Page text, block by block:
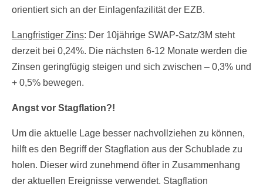
orientiert sich an der Einlagenfazilität der EZB.
Langfristiger Zins: Der 10jährige SWAP-Satz/3M steht
derzeit bei 0,24%. Die nächsten 6-12 Monate werden die
Zinsen geringfügig steigen und sich zwischen – 0,3% und
+ 0,5% bewegen.
Angst vor Stagflation?!
Um die aktuelle Lage besser nachvollziehen zu können,
hilft es den Begriff der Stagflation aus der Schublade zu
holen. Dieser wird zunehmend öfter in Zusammenhang
der aktuellen Ereignisse verwendet. Stagflation